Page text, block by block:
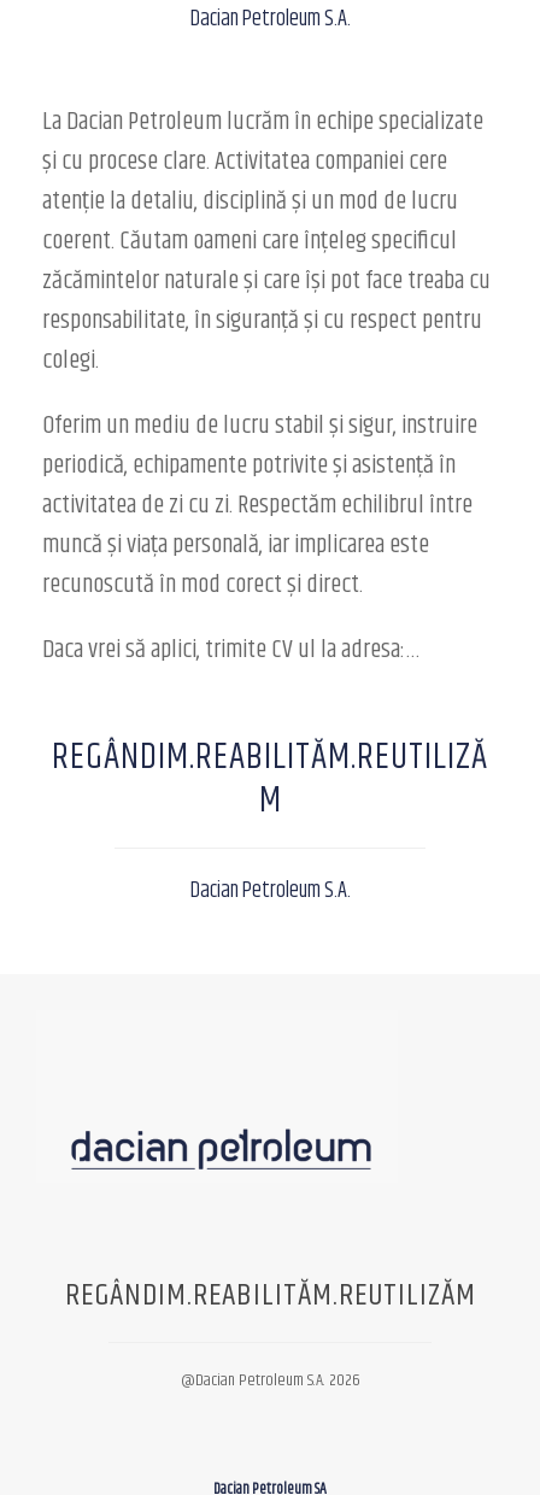
Dacian Petroleum S.A.
La Dacian Petroleum lucrăm în echipe specializate
și cu procese clare. Activitatea companiei cere
atenție la detaliu, disciplină și un mod de lucru
coerent. Căutam oameni care înțeleg specificul
zăcămintelor naturale și care își pot face treaba cu
responsabilitate, în siguranță și cu respect pentru
colegi.
Oferim un mediu de lucru stabil și sigur, instruire
periodică, echipamente potrivite și asistență în
activitatea de zi cu zi. Respectăm echilibrul între
muncă și viața personală, iar implicarea este
recunoscută în mod corect și direct.
Daca vrei să aplici, trimite CV ul la adresa:…
REGÂNDIM.REABILITĂM.REUTILIZĂ
M
Dacian Petroleum S.A.
REGÂNDIM.REABILITĂM.REUTILIZĂM
@Dacian Petroleum S.A. 2026
Dacian Petroleum SA